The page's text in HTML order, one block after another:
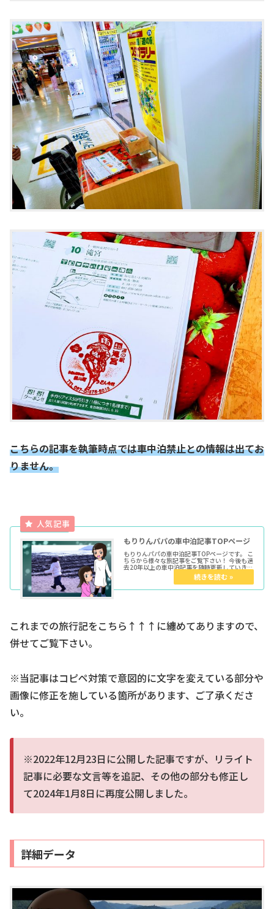
こちらの記事を執筆時点では車中泊禁止との情報は出てお
りません。
もりりんパパの車中泊記事TOPページ
もりりんパパの車中泊記事TOPページです。 こ
ちらから様々な旅記事をご覧下さい！ 今後も過
去20年以上の車中泊記事を随時更新していきま
す。 ★各種トップページはこちらからどうぞ育
児マンガTOP車中泊TOPきょうだい児TOPウー
マンエキサイト...
これまでの旅行記をこちら↑↑↑に纏めてありますので、
併せてご覧下さい。
※当記事はコピペ対策で意図的に文字を変えている部分や
画像に修正を施している箇所があります、ご了承くださ
い。
※2022年12月23日に公開した記事ですが、リライト
記事に必要な文言等を追記、その他の部分も修正し
て2024年1月8日に再度公開しました。
詳細データ